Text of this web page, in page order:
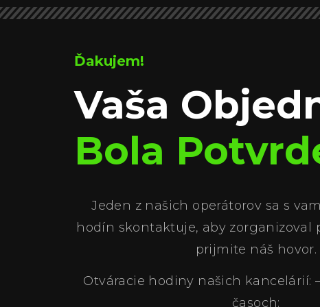
Ďakujem!
Vaša
Bola
Jeden z našich operátorov sa s
hodín skontaktuje, aby zorganizoval
prijmite náš hovor.
Otváracie hodiny našich kancelárií:
časoch: